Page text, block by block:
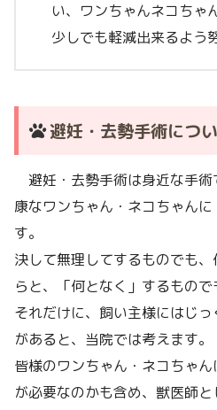
い、ワンちゃんネコちゃ
少しでも軽減出来るよう
避妊・去勢手術につ
避妊・去勢手術は身近な手
康なワンちゃん・ネコちゃん
す。
決して無理してするものでも
らと、「何となく」するもので
それだけに、飼い主様にはじ
があると、当院では考えます。
皆様のワンちゃん・ネコちゃ
が必要なのかも含め、獣医師